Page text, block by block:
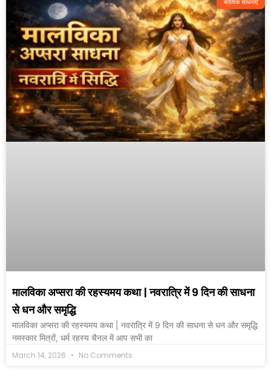
सात्विक साधनाएँ
मालविका अप्सरा की रहस्यमय कथा | नवरात्रि में 9 दिन की साधना
से धन और समृद्धि
मालविका अप्सरा की रहस्यमय कथा | नवरात्रि में 9 दिन की साधना से धन और समृद्धि
नमस्कार मित्रों, धर्म रहस्य चैनल में आप सभी का
March 14, 2026
No Comments